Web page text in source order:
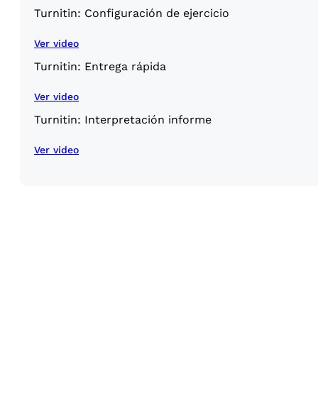
Turnitin: Configuración de ejercicio
Ver video
Turnitin: Entrega rápida
Ver video
Turnitin: Interpretación informe
Ver video